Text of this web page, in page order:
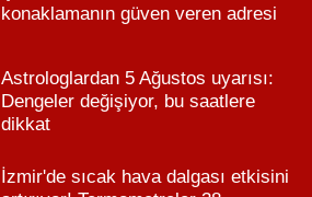
konaklamanın güven veren adresi
Astrologlardan 5 Ağustos uyarısı:
Dengeler değişiyor, bu saatlere
dikkat
İzmir'de sıcak hava dalgası etkisini